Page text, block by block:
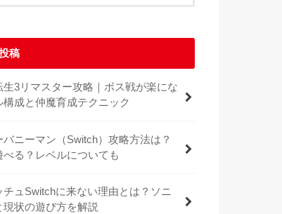
稿
生3リマスター攻略｜ボス戦が楽にな
構成と仲魔育成テクニック
バニーマン（Switch）攻略方法は？
べる？レベルについても
チュSwitchに来ない理由とは？ソニ
現状の遊び方を解説